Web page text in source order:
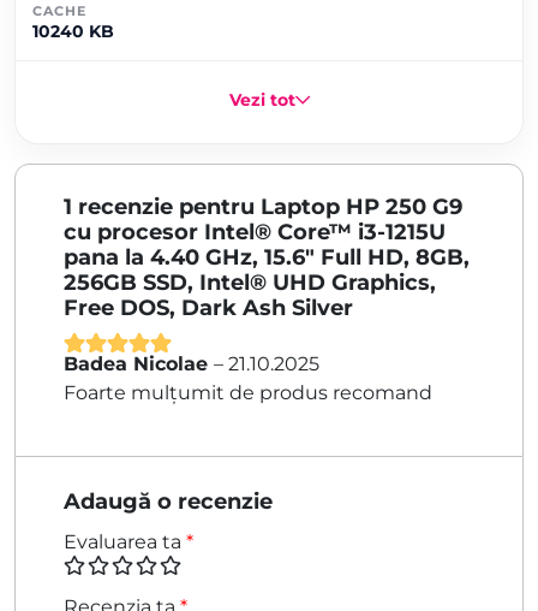
CACHE
10240 KB
Vezi tot
1 recenzie pentru Laptop HP 250 G9
cu procesor Intel® Core™ i3-1215U
pana la 4.40 GHz, 15.6″ Full HD, 8GB,
256GB SSD, Intel® UHD Graphics,
Free DOS, Dark Ash Silver
Evaluat la5
din 5
Badea Nicolae – 21.10.2025
Foarte mulțumit de produs recomand
Adaugă o recenzie
Evaluarea ta *
Recenzia ta *